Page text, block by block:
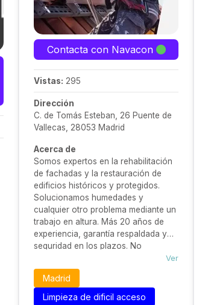
Contacta con Navacon
Vistas: 295
Dirección
C. de Tomás Esteban, 26 Puente de
Vallecas, 28053 Madrid
Acerca de
Somos expertos en la rehabilitación
de fachadas y la restauración de
edificios históricos y protegidos.
Solucionamos humedades y
cualquier otro problema mediante un
trabajo en altura. Más 20 años de
experiencia, garantía respaldada y
seguridad en los plazos. No
acreditados y preparados para
cualquier desafío. Ofrecemos a
nuestros clientes una relación
Ver
Madrid
Limpieza de dificil acceso